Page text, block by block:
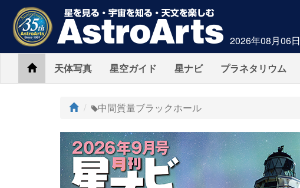
2026年08月06日
Home天体写真 星空ガイド 星ナビ プラネタリウム
ト
プ
中間質量ブラックホール